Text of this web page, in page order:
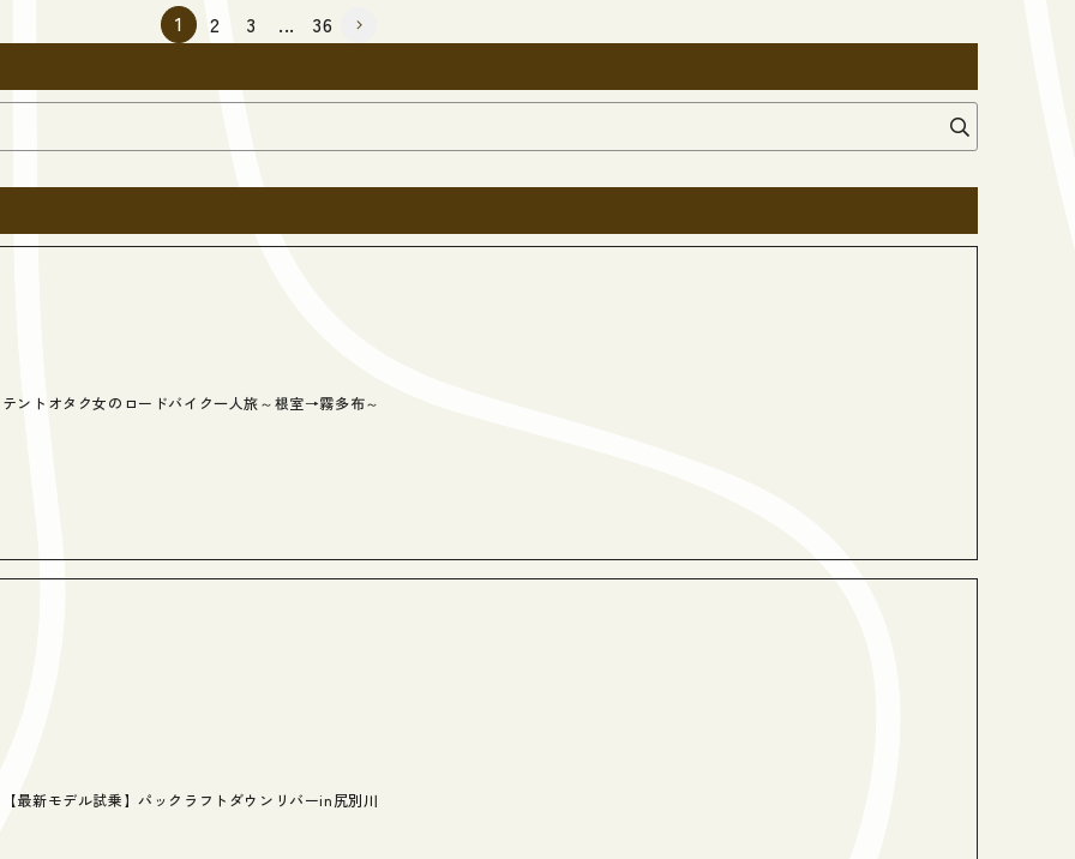
1 2 3 ... 36
テントオタク女のロードバイク一人旅～根室→霧多布～
【最新モデル試乗】パックラフトダウンリバーin尻別川